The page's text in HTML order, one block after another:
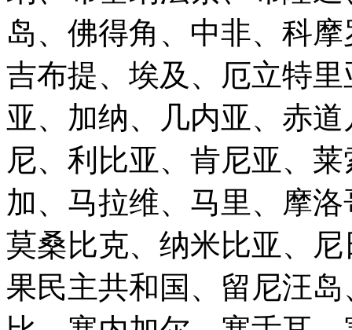
岛、佛得角、中非、科
吉布提、埃及、厄立特
亚、加纳、几内亚、赤
尼、利比亚、肯尼亚、
加、马拉维、马里、摩
莫桑比克、纳米比亚、
果民主共和国、留尼汪